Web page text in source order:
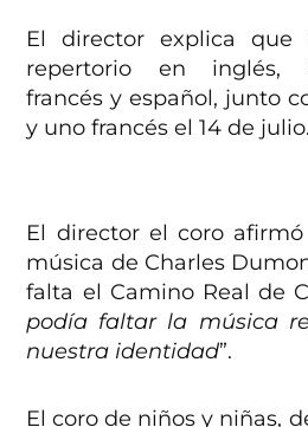
El director explica
repertorio en inglés,
francés y español, junto
y uno francés el 14 de julio.
El director el coro
música de Charles
falta el Camino Real de
podía faltar la música
nuestra identidad”.
El coro de niños y niñas,